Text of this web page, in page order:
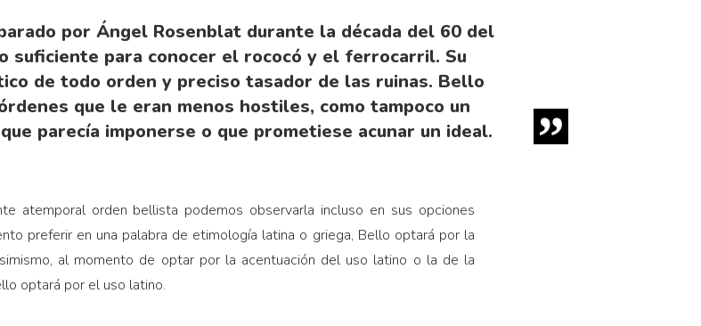
por Án­gel Rosenblat durante la década del 60 del
suficiente para conocer el rococó y el ferrocarril. Su
de todo orden y preciso tasador de las ruinas. Bello
que le eran menos hostiles, como tampoco un
parecía imponerse o que prometiese acunar un ideal.
atemporal orden bellista podemos observarla incluso en sus opciones
preferir en una palabra de etimología latina o griega, Bello optará por la
al momento de optar por la acentuación del uso latino o la de la
optará por el uso latino.